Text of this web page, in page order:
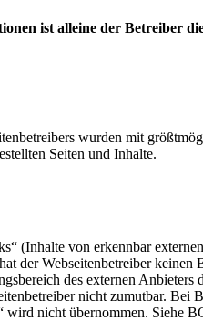
ist alleine der Betreiber
wurden mit
Seiten und Inhalte.
(Inhalte von erkennbar
der Webseitenbetreiber
des externen
nicht zumutbar.
wird nicht übernommen. Siehe